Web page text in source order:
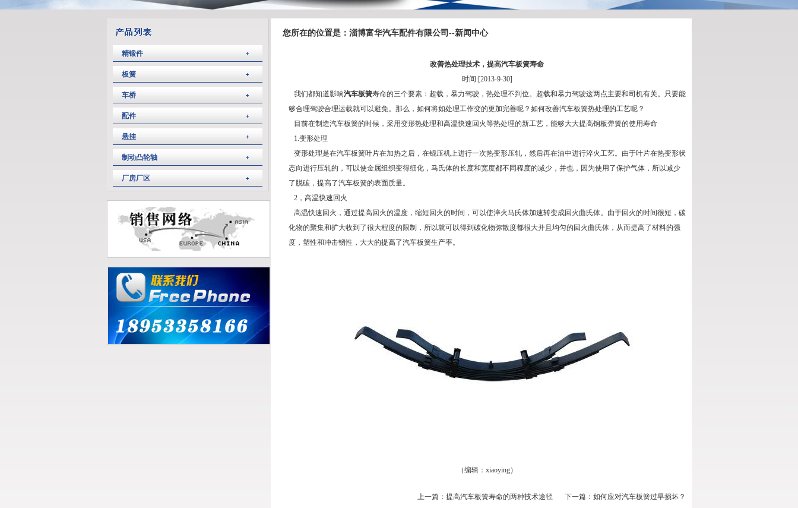
精锻件
板簧
车桥
配件
悬挂
制动凸轮轴
厂房厂区
您所在的位置是：淄博富华汽车配件有限公司--新闻中心
改善热处理技术，提高汽车板簧寿命
时间:[2013-9-30]
我们都知道影响汽车板簧寿命的三个要素：超载，暴力驾驶，热处理不到位。超载和暴力驾驶这两点主要和司机有关。只要能
够合理驾驶合理运载就可以避免。那么，如何将如处理工作变的更加完善呢？如何改善汽车板簧热处理的工艺呢？
目前在制造汽车板簧的时候，采用变形热处理和高温快速回火等热处理的新工艺，能够大大提高钢板弹簧的使用寿命
1.变形处理
变形处理是在汽车板簧叶片在加热之后，在锟压机上进行一次热变形压轧，然后再在油中进行淬火工艺。由于叶片在热变形状
态向进行压轧的，可以使金属组织变得细化，马氏体的长度和宽度都不同程度的减少，并也，因为使用了保护气体，所以减少
了脱碳，提高了汽车板簧的表面质量。
2，高温快速回火
高温快速回火，通过提高回火的温度，缩短回火的时间，可以使淬火马氏体加速转变成回火曲氏体。由于回火的时间很短，碳
化物的聚集和扩大收到了很大程度的限制，所以就可以得到碳化物弥散度都很大并且均匀的回火曲氏体，从而提高了材料的强
度，塑性和冲击韧性，大大的提高了汽车板簧生产率。
（编辑：xiaoying）
如何应对汽车板簧过早损坏？
下一篇：
提高汽车板簧寿命的两种技术途径
上一篇：